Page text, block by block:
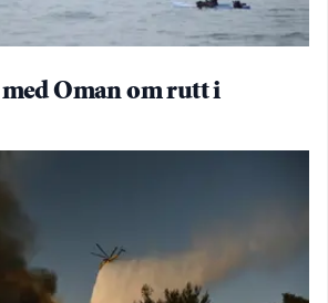
Oman om rutt i